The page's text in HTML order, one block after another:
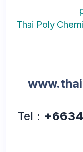
Thai Poly
Tel :